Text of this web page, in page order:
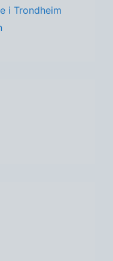
i Trondheim